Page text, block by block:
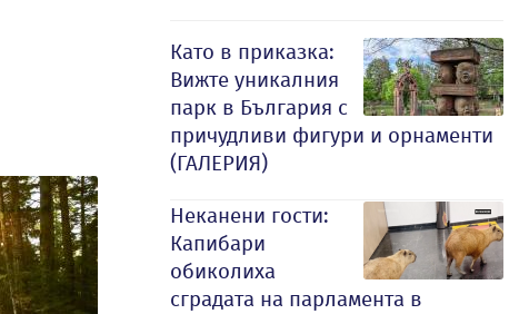
Като в приказка:
Вижте уникалния
парк в България с
причудливи фигури и орнаменти
(ГАЛЕРИЯ)
Неканени гости:
Капибари
обиколиха
сградата на парламента в